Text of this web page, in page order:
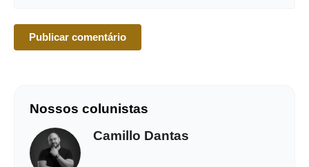
Nossos colunistas
Camillo Dantas